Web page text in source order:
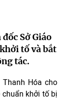
Sở Giáo
tố và bắt
tác.
Hóa cho
chuẩn khởi tố bị